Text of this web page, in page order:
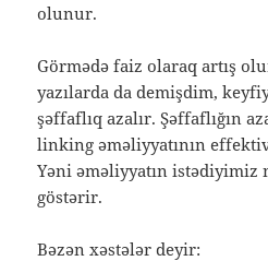
olunur.
Görmədə faiz olaraq artış
yazılarda da demişdim,
şəffaflıq azalır. Şəffaflığın
linking əməliyyatının
Yəni əməliyyatın istədiyimiz
göstərir.
Bəzən xəstələr deyir: